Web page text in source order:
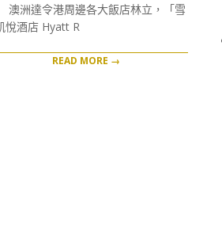
澳洲達令港周邊各大飯店林立，「雪
悅酒店 Hyatt R
READ MORE →